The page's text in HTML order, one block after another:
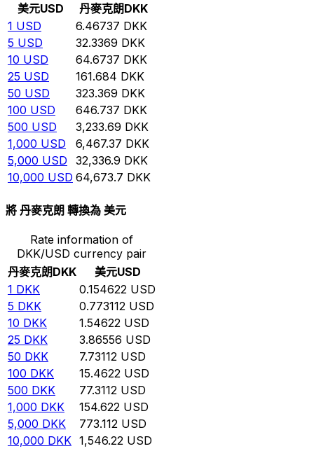
美元USD 丹麥克朗DKK
1 USD 6.46737 DKK
5 USD 32.3369 DKK
10 USD 64.6737 DKK
25 USD 161.684 DKK
50 USD 323.369 DKK
100 USD 646.737 DKK
500 USD 3,233.69 DKK
1,000 USD 6,467.37 DKK
5,000 USD 32,336.9 DKK
10,000 USD 64,673.7 DKK
將 丹麥克朗 轉換為 美元
Rate information of
DKK/USD currency pair
丹麥克朗DKK 美元USD
1 DKK 0.154622 USD
5 DKK 0.773112 USD
10 DKK 1.54622 USD
25 DKK 3.86556 USD
50 DKK 7.73112 USD
100 DKK 15.4622 USD
500 DKK 77.3112 USD
1,000 DKK 154.622 USD
5,000 DKK 773.112 USD
10,000 DKK 1,546.22 USD